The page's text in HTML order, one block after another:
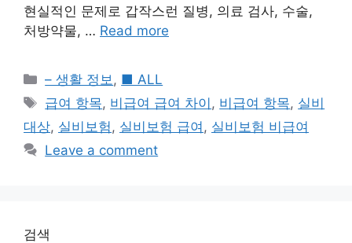
현실적인 문제로 갑작스런 질병, 의료 검사, 수술,
처방약물, … Read more
Categories
– 생활 정보 , ■ ALL
Tags
급여 항목, 비급여 급여 차이 , 비급여 항목, 실비
대상, 실비보험 , 실비보험 급여 , 실비보험 비급여
Leave a comment
검색